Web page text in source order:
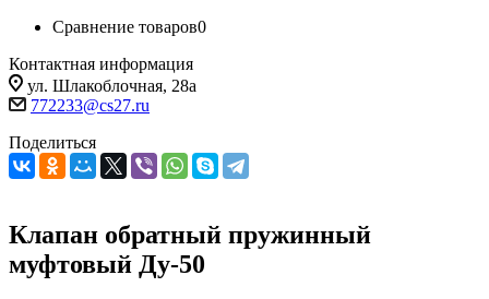
Сравнение товаров0
Контактная информация
ул. Шлакоблочная, 28а
772233@cs27.ru
Поделиться
Клапан обратный пружинный
муфтовый Ду-50